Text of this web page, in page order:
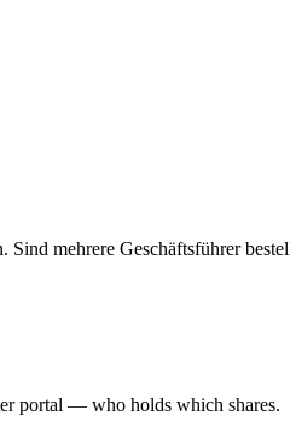
mehrere Geschäftsführer
portal — who holds which shares.